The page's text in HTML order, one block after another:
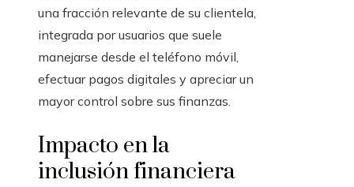
una fracción relevante de su clientela,
integrada por usuarios que suele
manejarse desde el teléfono móvil,
efectuar pagos digitales y apreciar un
mayor control sobre sus finanzas.
Impacto en la
inclusión financiera